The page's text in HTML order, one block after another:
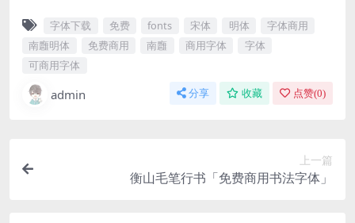
字体下载 免费 fonts 宋体 明体
字体商用
南廱明体
免费商用 南廱 商用字体
字体
可商用字体
admin 分享 收藏 点赞(0)
上一篇
衡山毛笔行书「免费商用书法字体」